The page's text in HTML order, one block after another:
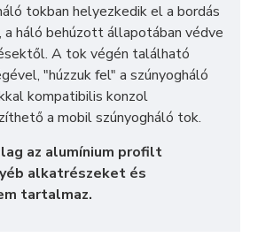
tokban helyezkedik el a bordás
háló behúzott állapotában védve
A tok végén található
"húzzuk fel" a szúnyogháló
kompatibilis konzol
a mobil szúnyogháló tok.
az alumínium profilt
alkatrészeket és
tartalmaz.